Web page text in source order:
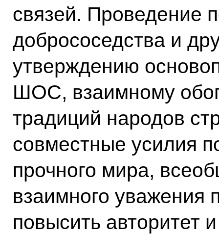
связей. Проведение
добрососедства и
утверждению
ШОС, взаимному
традиций народов
совместные усилия
прочного мира,
взаимного уважения
повысить